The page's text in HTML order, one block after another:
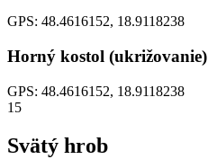
GPS: 48.4616152, 18.9118238
Horný kostol (ukrižovanie)
GPS: 48.4616152, 18.9118238
15
Svätý hrob